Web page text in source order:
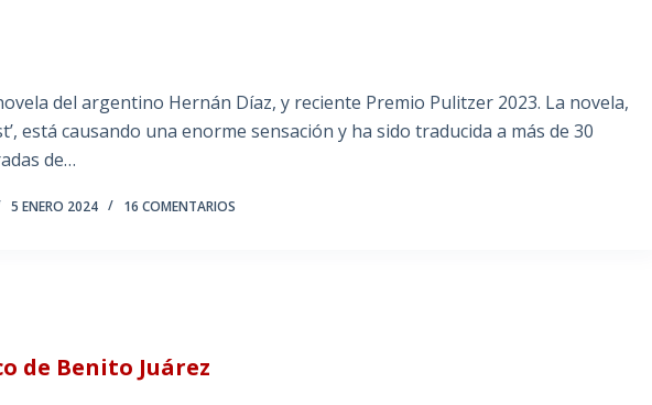
del argentino Hernán Díaz, y reciente Premio Pulitzer 2023. La novela,
está causando una enorme sensación y ha sido traducida a más de 30
de…
5 ENERO 2024 16 COMENTARIOS
de Benito Juárez